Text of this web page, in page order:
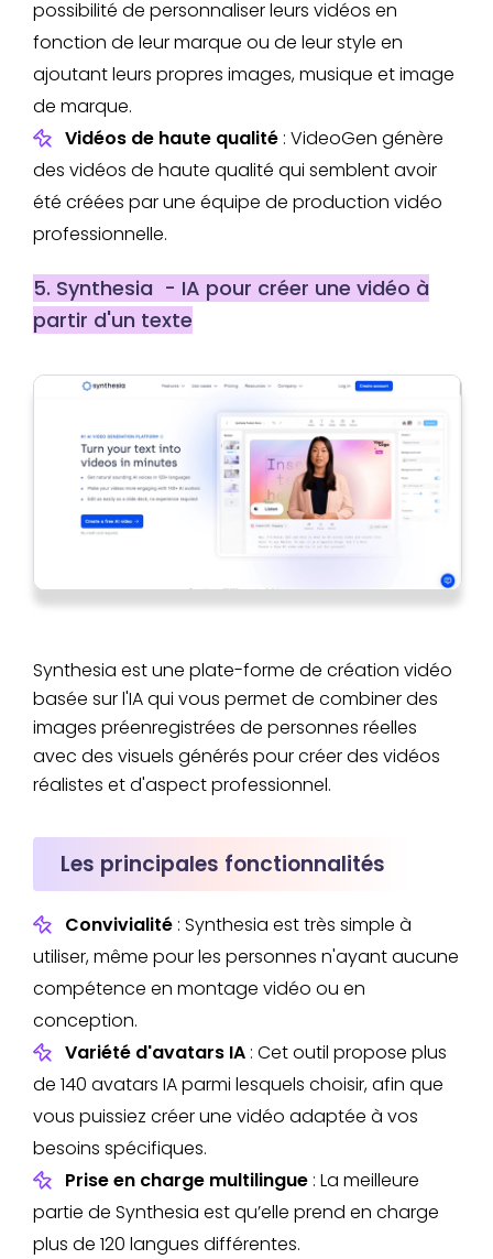
possibilité de personnaliser leurs vidéos en
fonction de leur marque ou de leur style en
ajoutant leurs propres images, musique et image
de marque.
Vidéos de haute qualité : VideoGen génère
des vidéos de haute qualité qui semblent avoir
été créées par une équipe de production vidéo
professionnelle.
5. Synthesia - IA pour créer une vidéo à
partir d'un texte
Synthesia est une plate-forme de création vidéo
basée sur l'IA qui vous permet de combiner des
images préenregistrées de personnes réelles
avec des visuels générés pour créer des vidéos
réalistes et d'aspect professionnel.
Les principales fonctionnalités
Convivialité : Synthesia est très simple à
utiliser, même pour les personnes n'ayant aucune
compétence en montage vidéo ou en
conception.
Variété d'avatars IA : Cet outil propose plus
de 140 avatars IA parmi lesquels choisir, afin que
vous puissiez créer une vidéo adaptée à vos
besoins spécifiques.
Prise en charge multilingue : La meilleure
partie de Synthesia est qu’elle prend en charge
plus de 120 langues différentes.